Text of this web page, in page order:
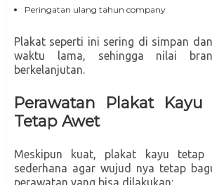
Peringatan ulang tahun company
Plakat seperti ini sering di simpan
waktu lama, sehingga nilai
berkelanjutan.
Perawatan Plakat
Tetap Awet
Meskipun kuat, plakat kayu tetap
sederhana agar wujud nya tetap
perawatan yang bisa dilakukan: